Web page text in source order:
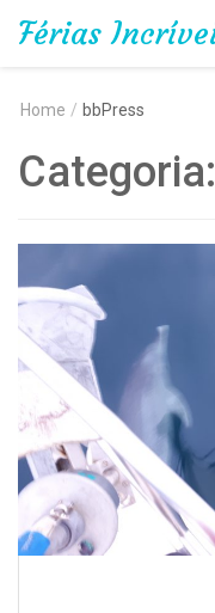
Férias
Home / bbPress
Categoria: